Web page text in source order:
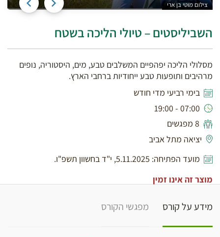
צילום מוטי בן ארי
השביליסטים – טיולי הליכה בשטח
מסלולי הליכה יפהפיים המשלבים טבע, מים, היסטוריה, נופים
מרהיבים ותופעות טבע ייחודיות ברחבי הארץ.
בימי רביעי מדי חודש
07:00 - 19:00
8 מפגשים
יציאה מתל אביב
מועד הפתיחה: 5.11.2025, י"ד בחשוון תשפ"ו.
מוצר זה אינו זמין
מידע על קורס מפגשי הקורס